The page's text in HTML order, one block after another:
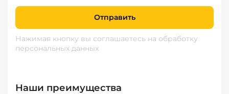
Отправить
Нажимая кнопку вы соглашаетесь на обработку
персональных данных
Наши преимущества